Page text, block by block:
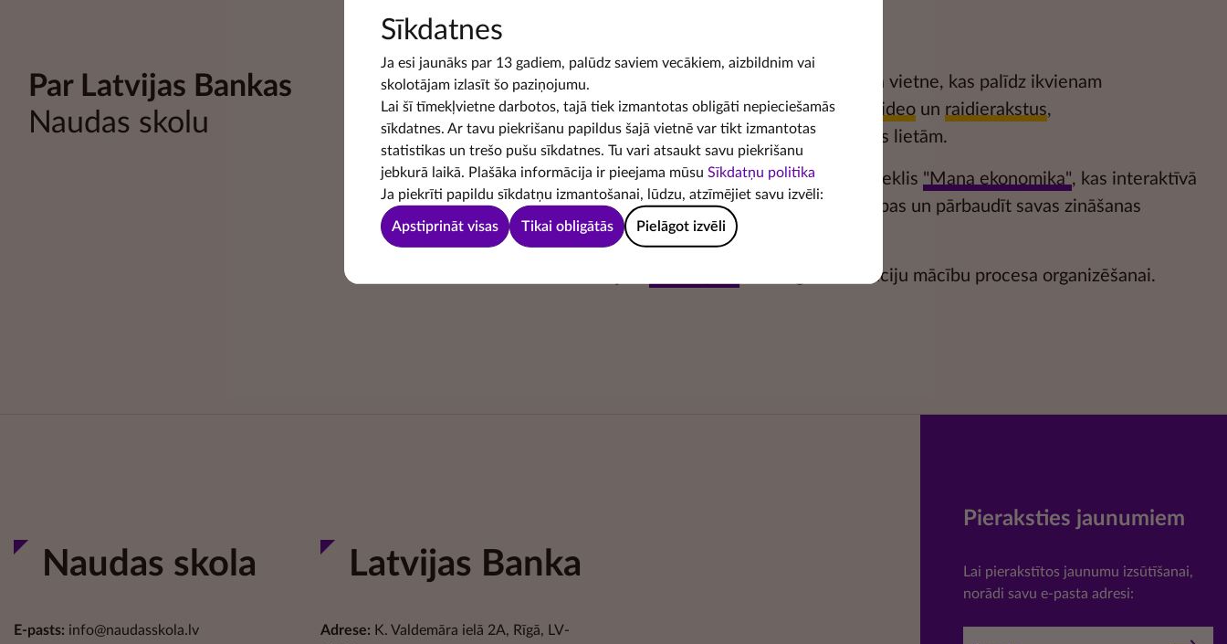
Sīkdatnes
Ja esi jaunāks par 13 gadiem, palūdz saviem vecākiem, aizbildnim vai
skolotājam izlasīt šo paziņojumu.
Lai šī tīmekļvietne darbotos, tajā tiek izmantotas obligāti nepieciešamās
sīkdatnes. Ar tavu piekrišanu papildus šajā vietnē var tikt izmantotas
statistikas un trešo pušu sīkdatnes. Tu vari atsaukt savu piekrišanu
jebkurā laikā. Plašāka informācija ir pieejama mūsu Sīkdatņu politika
Ja piekrīti papildu sīkdatņu izmantošanai, lūdzu, atzīmējiet savu izvēli:
Apstiprināt visas Tikai obligātās Pielāgot izvēli
Par Latvijas Bankas
Naudas skolu
Latvijas Bankas Naudas skola ir izglītojoša vietne, kas palīdz ikvienam
uzlabot finanšu pratību. Te vari skatīties video un raidierakstus,
lasītekspertu rakstuspar dažādām naudas lietām.
Skolēniem ir pieejams digitāls mācību līdzeklis "Mana ekonomika", kas interaktīvā
veidā ļauj izprast ekonomikas likumsakarības un pārbaudīt savas zināšanas
dažādāsspēlēs un uzdevumos.
noderīgu informāciju mācību procesa organizēšanai.
Naudas skola
E-pasts: info@naudasskola.lv
Latvijas Banka
Adrese: K. Valdemāra ielā 2A, Rīgā, LV-
Pieraksties jaunumiem
Lai pierakstītos jaunumu izsūtīšanai,
norādi savu e-pasta adresi: